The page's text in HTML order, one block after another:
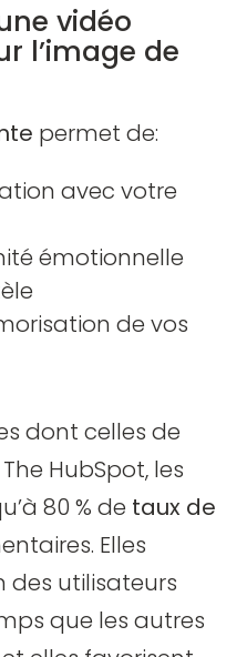
vidéo
l’image de
permet de:
avec votre
émotionnelle
de vos
dont celles de
HubSpot, les
80 % de taux de
Elles
des utilisateurs
que les autres